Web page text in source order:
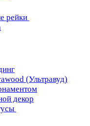
рейки
(Ультравуд)
декор